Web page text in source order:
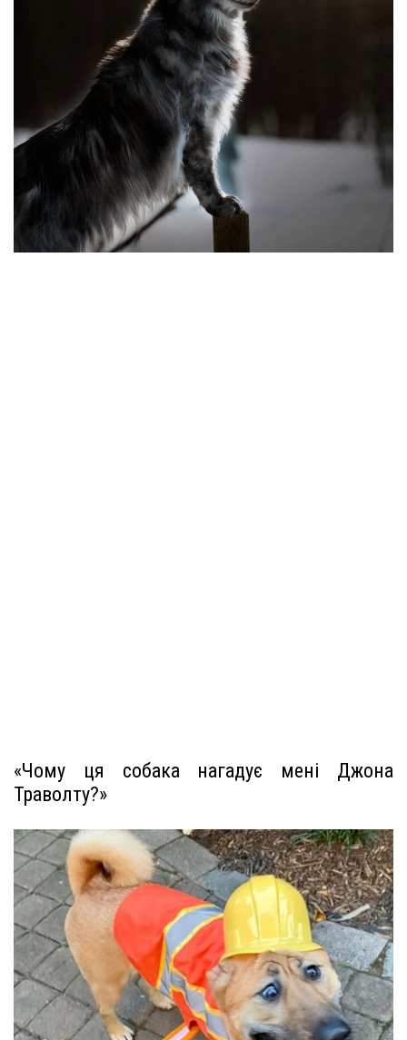
«Чому ця собака нагадує мені Джона
Траволту?»